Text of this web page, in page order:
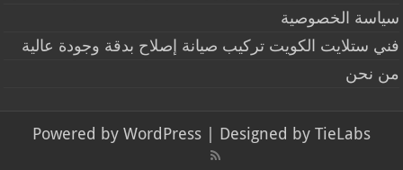
سياسة الخصوصية
فني ستلايت الكويت تركيب صيانة إصلاح بدقة وجودة عالية
من نحن
Powered by WordPress | Designed by TieLabs